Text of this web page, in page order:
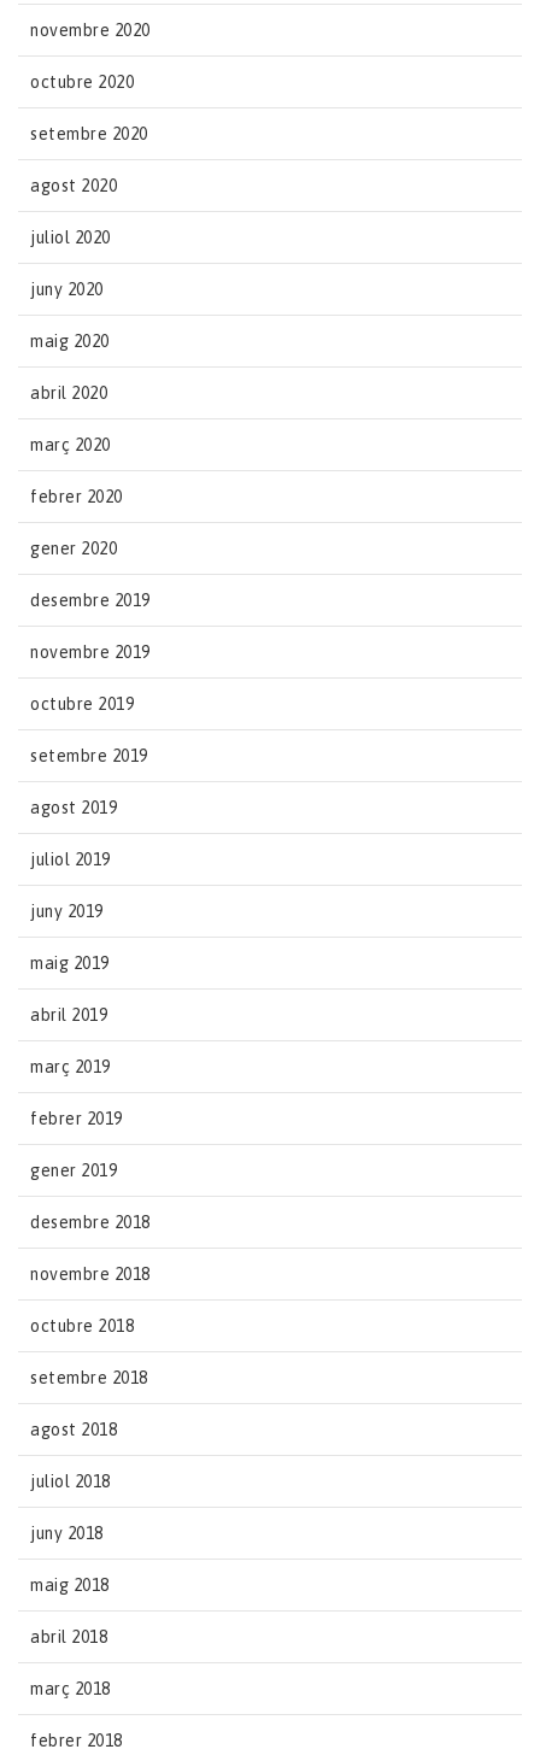
novembre 2020
octubre 2020
setembre 2020
agost 2020
juliol 2020
juny 2020
maig 2020
abril 2020
març 2020
febrer 2020
gener 2020
desembre 2019
novembre 2019
octubre 2019
setembre 2019
agost 2019
juliol 2019
juny 2019
maig 2019
abril 2019
març 2019
febrer 2019
gener 2019
desembre 2018
novembre 2018
octubre 2018
setembre 2018
agost 2018
juliol 2018
juny 2018
maig 2018
abril 2018
març 2018
febrer 2018